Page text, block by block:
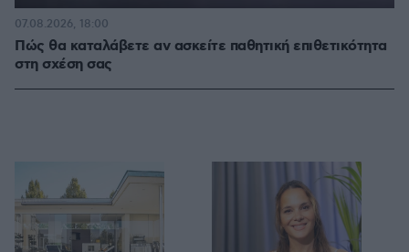
Πώς θα καταλάβετε αν ασκείτε παθητική επιθετικότητα
στη σχέση σας
07.08.2026, 18:00